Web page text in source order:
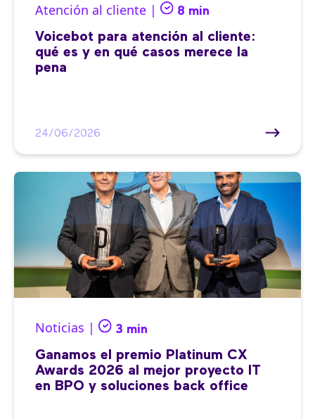
Atención al cliente | 8 min
Voicebot para atención al cliente:
qué es y en qué casos merece la
pena
24/06/2026
Noticias | 3 min
Ganamos el premio Platinum CX
Awards 2026 al mejor proyecto IT
en BPO y soluciones back office